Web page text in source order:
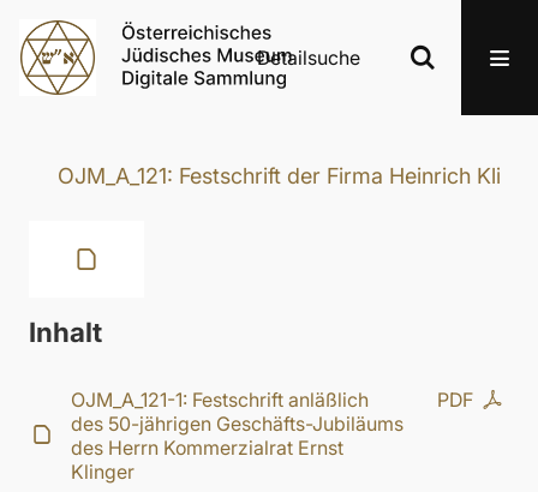
Detailsuche
OJM_A_121: Festschrift der Firma Heinrich
Inhalt
PDF
OJM_A_121-1: Festschrift anläßlich
des 50-jährigen Geschäfts-Jubiläums
des Herrn Kommerzialrat Ernst
Klinger